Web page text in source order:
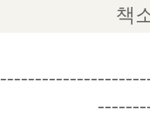
책